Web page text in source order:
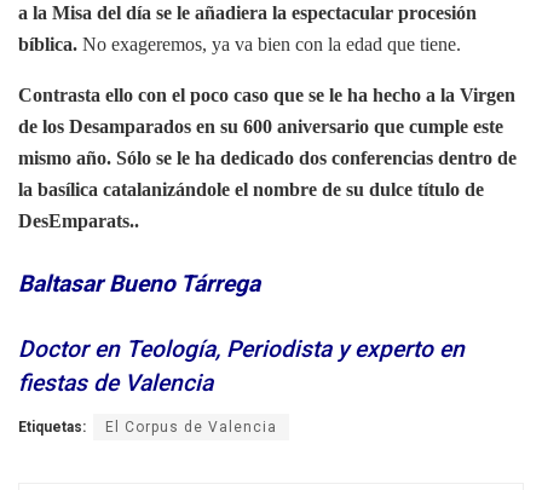
a la Misa del día se le añadiera la espectacular procesión
bíblica. No exageremos, ya va bien con la edad que tiene.
Contrasta ello con el poco caso que se le ha hecho a la Virgen
de los Desamparados en su 600 aniversario que cumple este
mismo año. Sólo se le ha dedicado dos conferencias dentro de
la basílica catalanizándole el nombre de su dulce título de
DesEmparats..
Baltasar Bueno Tárrega
Doctor en Teología, Periodista y experto en
fiestas de Valencia
Etiquetas: El Corpus de Valencia